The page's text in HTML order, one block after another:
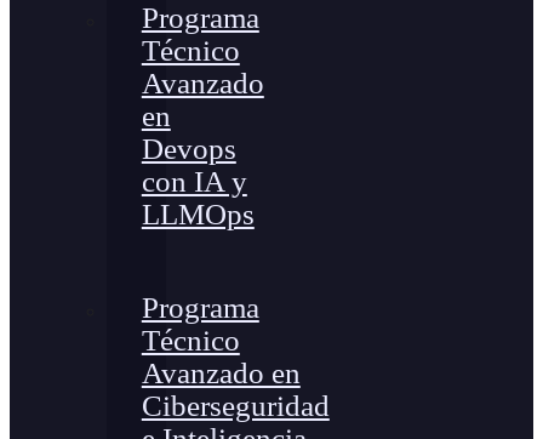
Programa
Técnico
Avanzado
en
Devops
con IA y
LLMOps
Programa
Técnico
Avanzado en
Ciberseguridad